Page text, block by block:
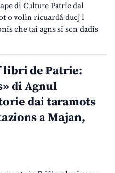
di Culture Patrie dal
o volìn ricuardâ ducj i
che tai agns si son dadis
libri de Patrie:
di Agnul
dai taramots
a Majan,